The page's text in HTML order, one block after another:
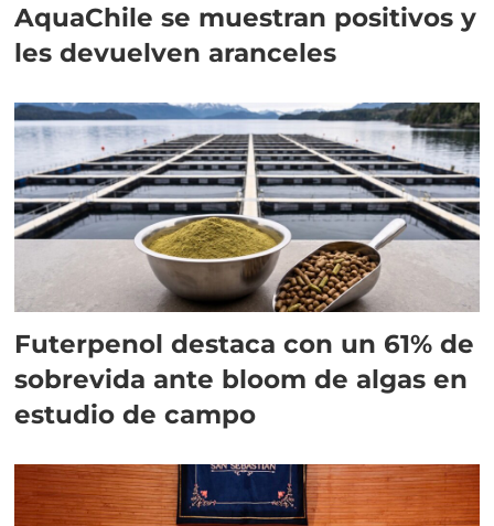
AquaChile se muestran positivos y
les devuelven aranceles
Futerpenol destaca con un 61% de
sobrevida ante bloom de algas en
estudio de campo